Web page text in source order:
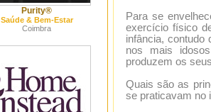
Purity®
Saúde & Bem-Estar
Coimbra
Para se
exercício físico
infância,
nos mais
produzem os
Quais são as
se praticavam no